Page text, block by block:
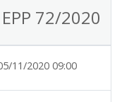
72/2020
11/2020 09:00